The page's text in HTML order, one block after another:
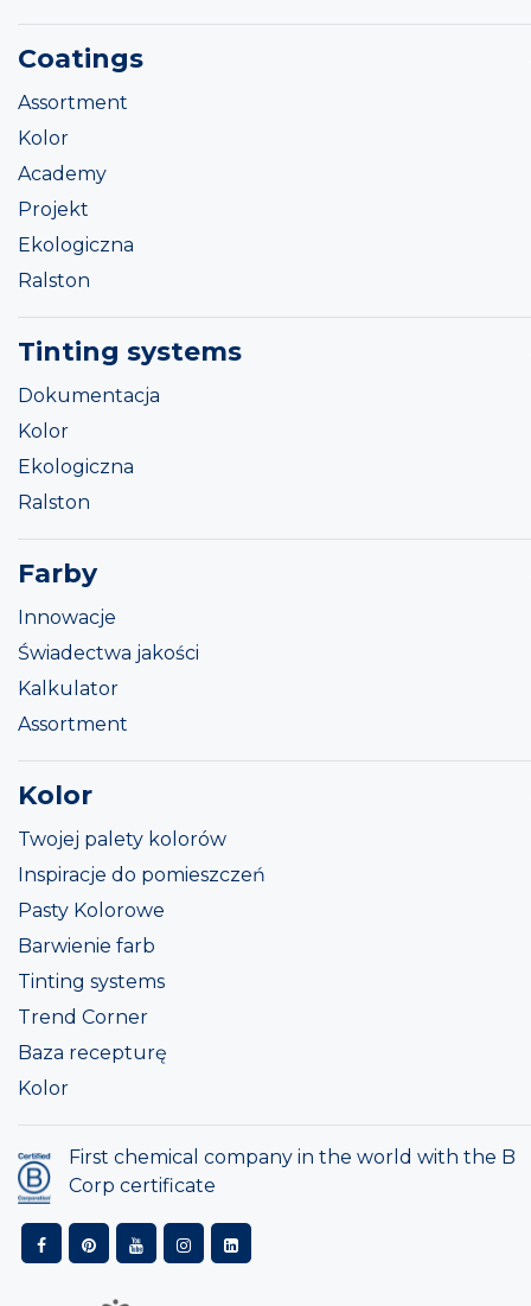
Coatings
Assortment
Kolor
Academy
Projekt
Ekologiczna
Ralston
Tinting systems
Dokumentacja
Kolor
Ekologiczna
Ralston
Farby
Innowacje
Świadectwa jakości
Kalkulator
Assortment
Kolor
Twojej palety kolorów
Inspiracje do pomieszczeń
Pasty Kolorowe
Barwienie farb
Tinting systems
Trend Corner
Baza recepturę
Kolor
First chemical company in the world with the B
Corp certificate